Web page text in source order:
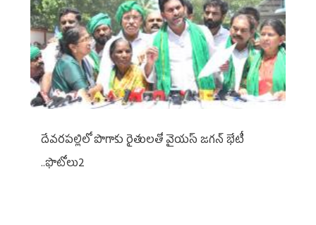
దేవరపల్లిలో పొగాకు రైతులతో వైయస్ జగన్ భేటీ
..ఫొటోలు2